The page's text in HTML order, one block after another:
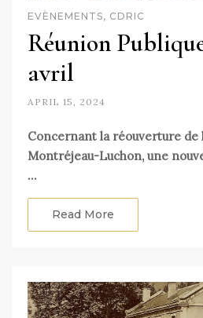
EVÈNEMENTS, CDRIC
Réunion
avril
APRIL 15, 2024
Concernant la réouverture
Montréjeau-Luchon, une
…
Read More